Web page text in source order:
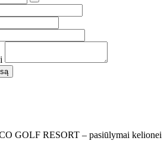
GOLF RESORT – pasiūlymai kelionei